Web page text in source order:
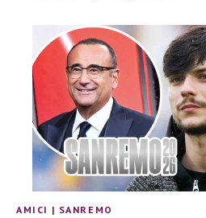
AMICI | SANREMO